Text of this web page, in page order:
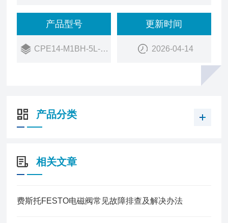
阀功能
两位五通，单稳态
标准额定流量（根据 DIN 1343 标准化）
驱动方式
电控
产品型号
CPE14-M1BH-5L-1/8
更新时间
2026-04-14
产品分类
相关文章
费斯托FESTO电磁阀常见故障排查及解决办法